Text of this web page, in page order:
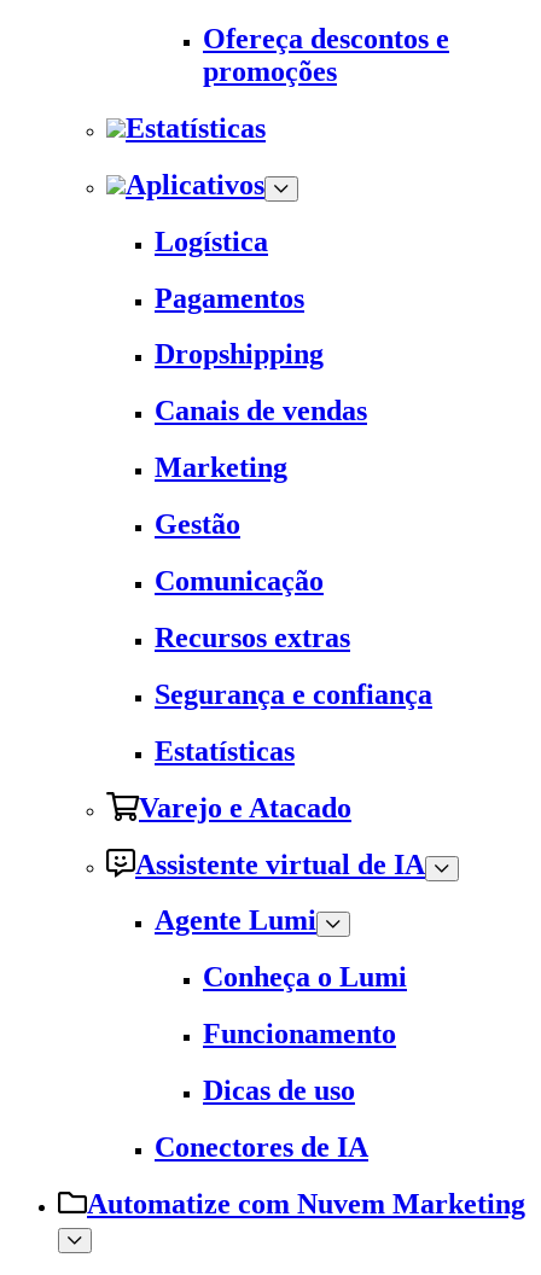
Ofereça descontos e
promoções
Estatísticas
Aplicativos
Logística
Pagamentos
Dropshipping
Canais de vendas
Marketing
Gestão
Comunicação
Recursos extras
Segurança e confiança
Estatísticas
Varejo e Atacado
Assistente virtual de IA
Agente Lumi
Conheça o Lumi
Funcionamento
Dicas de uso
Conectores de IA
Automatize com Nuvem Marketing